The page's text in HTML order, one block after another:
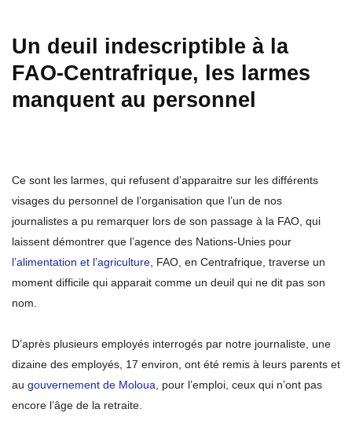
Un deuil indescriptible à la
FAO-Centrafrique, les larmes
manquent au personnel
Ce sont les larmes, qui refusent d’apparaitre sur les différents
visages du personnel de l’organisation que l’un de nos
journalistes a pu remarquer lors de son passage à la FAO, qui
laissent démontrer que l’agence des Nations-Unies pour
l’alimentation et l’agriculture, FAO, en Centrafrique, traverse un
moment difficile qui apparait comme un deuil qui ne dit pas son
nom.
D’après plusieurs employés interrogés par notre journaliste, une
dizaine des employés, 17 environ, ont été remis à leurs parents et
au gouvernement de Moloua, pour l’emploi, ceux qui n’ont pas
encore l’âge de la retraite.